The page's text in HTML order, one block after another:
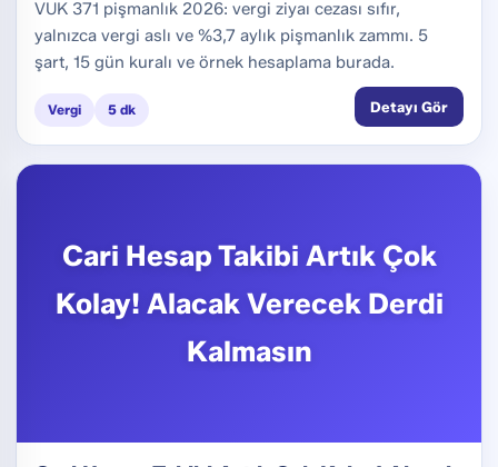
VUK 371 pişmanlık 2026: vergi ziyaı cezası sıfır,
yalnızca vergi aslı ve %3,7 aylık pişmanlık zammı. 5
şart, 15 gün kuralı ve örnek hesaplama burada.
Vergi 5 dk Detayı Gör
Cari Hesap Takibi Artık Çok
Kolay! Alacak Verecek Derdi
Kalmasın